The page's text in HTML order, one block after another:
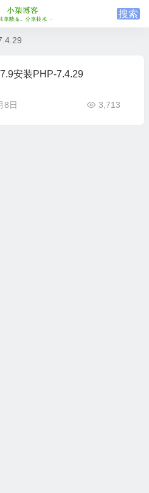
安装PHP-7.4.29
8日 3,713